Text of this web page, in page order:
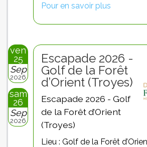
Pour en savoir plus
ven
25
Sep
2026
sam
26
Sep
2026
Escapade 2026 -
Golf de la Forêt
d’Orient (Troyes)
Escapade 2026 - Golf
de la Forêt d’Orient
(Troyes)
Lieu : Golf de la Forêt